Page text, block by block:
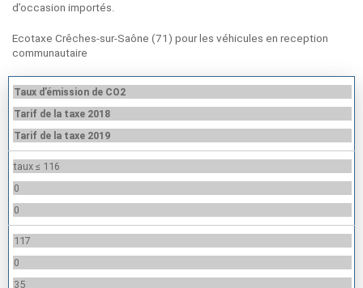
d’occasion importés.
Ecotaxe Crêches-sur-Saône (71) pour les véhicules en reception
communautaire
Taux d’émission de CO2
Tarif de la taxe 2018
Tarif de la taxe 2019
taux ≤ 116
0
0
117
0
35